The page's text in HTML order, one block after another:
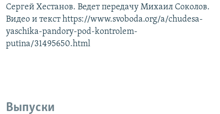
Сергей Хестанов. Ведет передачу Михаил Соколов.
Видео и текст https://www.svoboda.org/a/chudesa-
yaschika-pandory-pod-kontrolem-
putina/31495650.html
Выпуски